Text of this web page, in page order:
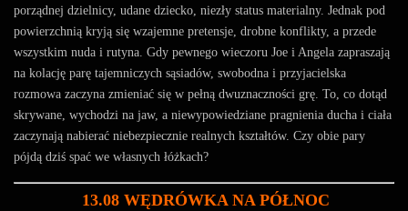
porządnej dzielnicy, udane dziecko, niezły status materialny. Jednak pod
powierzchnią kryją się wzajemne pretensje, drobne konflikty, a przede
wszystkim nuda i rutyna. Gdy pewnego wieczoru Joe i Angela zapraszają
na kolację parę tajemniczych sąsiadów, swobodna i przyjacielska
rozmowa zaczyna zmieniać się w pełną dwuznaczności grę. To, co dotąd
skrywane, wychodzi na jaw, a niewypowiedziane pragnienia ducha i ciała
zaczynają nabierać niebezpiecznie realnych kształtów. Czy obie pary
pójdą dziś spać we własnych łóżkach?
13.08 WĘDRÓWKA NA PÓŁNOC